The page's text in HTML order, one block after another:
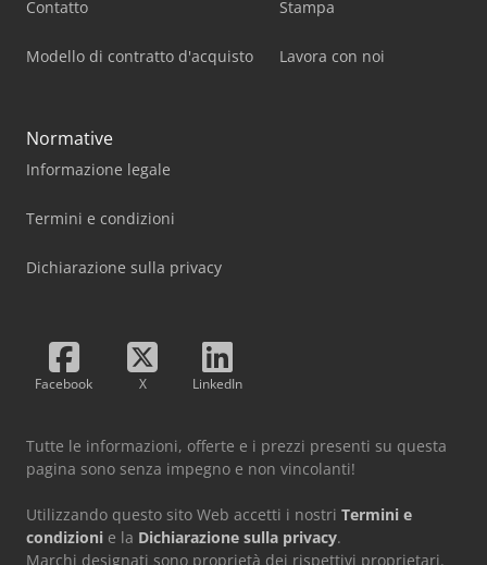
Contatto
Modello di contratto d'acquisto
Stampa
Lavora con noi
Normative
Informazione legale
Termini e condizioni
Dichiarazione sulla privacy
Facebook X LinkedIn
Tutte le informazioni, offerte e i prezzi presenti su questa
pagina sono senza impegno e non vincolanti!
Utilizzando questo sito Web accetti i nostri Termini e
condizioni e la Dichiarazione sulla privacy.
Marchi designati sono proprietà dei rispettivi proprietari.